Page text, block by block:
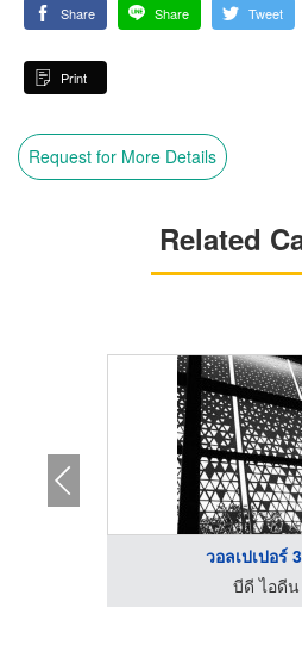
Share Share Tweet
Print
Request for More Details
Related
วอลเปเปอร์
บีดี ไอดีน